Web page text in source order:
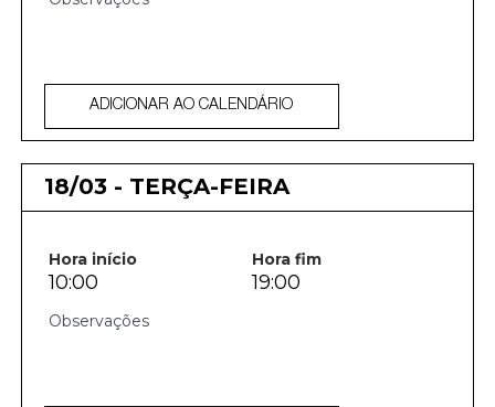
ADICIONAR AO CALENDÁRIO
18/03 - TERÇA-FEIRA
Hora início Hora fim
10:00 19:00